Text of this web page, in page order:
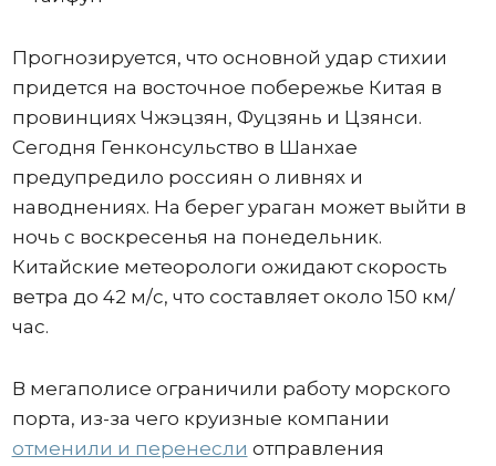
Прогнозируется, что основной удар стихии
придется на восточное побережье Китая в
провинциях Чжэцзян, Фуцзянь и Цзянси.
Сегодня Генконсульство в Шанхае
предупредило россиян о ливнях и
наводнениях. На берег ураган может выйти в
ночь с воскресенья на понедельник.
Китайские метеорологи ожидают скорость
ветра до 42 м/с, что составляет около 150 км/
час.
В мегаполисе ограничили работу морского
порта, из-за чего круизные компании
отменили и перенесли отправления